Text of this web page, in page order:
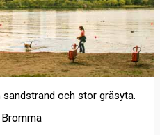
sandstrand och stor gräsyta.
Bromma